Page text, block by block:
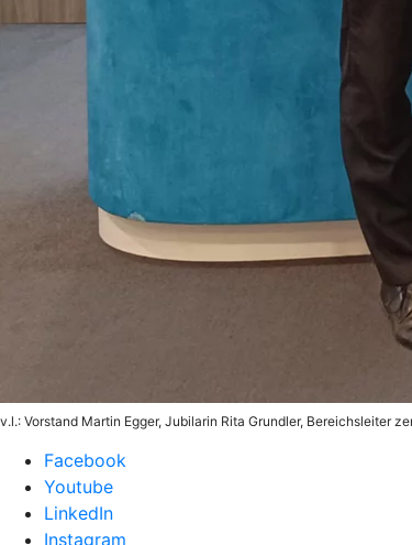
v.l.: Vorstand Martin Egger, Jubilarin Rita Grundler, Bereichsleiter
Facebook
Youtube
LinkedIn
Instagram